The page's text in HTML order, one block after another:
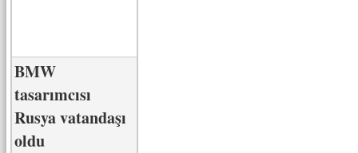
BMW
tasarımcısı
Rusya vatandaşı
oldu